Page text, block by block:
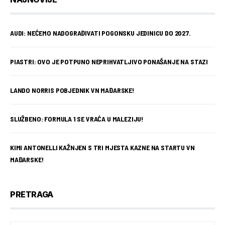
AUDI: NEĆEMO NADOGRAĐIVATI POGONSKU JEDINICU DO 2027.
PIASTRI: OVO JE POTPUNO NEPRIHVATLJIVO PONAŠANJE NA STAZI
LANDO NORRIS POBJEDNIK VN MAĐARSKE!
SLUŽBENO: FORMULA 1 SE VRAĆA U MALEZIJU!
KIMI ANTONELLI KAŽNJEN S TRI MJESTA KAZNE NA STARTU VN
MAĐARSKE!
PRETRAGA